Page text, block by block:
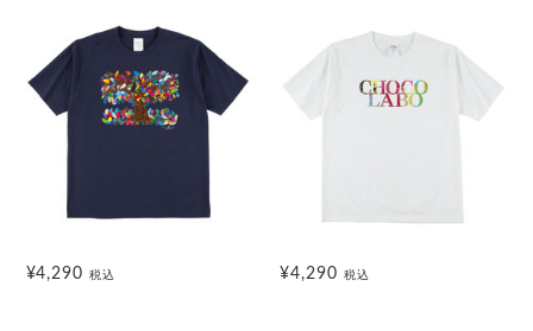
¥4,290税込 ¥4,290 税込